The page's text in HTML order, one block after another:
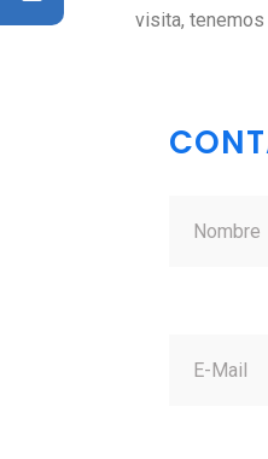
visita, tenemos